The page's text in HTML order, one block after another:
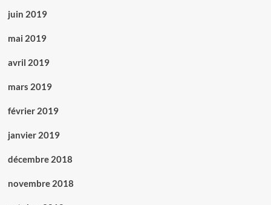
juin 2019
mai 2019
avril 2019
mars 2019
février 2019
janvier 2019
décembre 2018
novembre 2018